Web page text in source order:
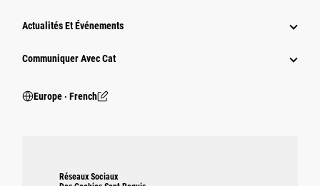
Actualités Et Événements
Communiquer Avec Cat
Europe ‧ French
Réseaux Sociaux